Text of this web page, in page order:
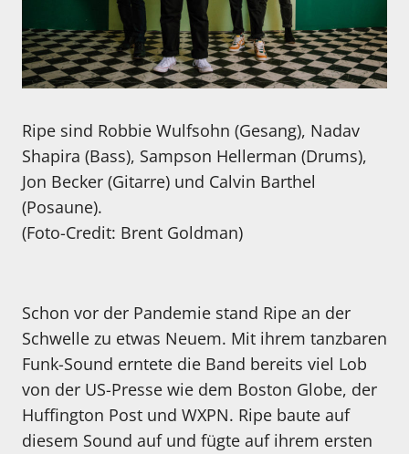
Ripe sind Robbie Wulfsohn (Gesang), Nadav
Shapira (Bass), Sampson Hellerman (Drums),
Jon Becker (Gitarre) und Calvin Barthel
(Posaune).
(Foto-Credit: Brent Goldman)
Schon vor der Pandemie stand Ripe an der
Schwelle zu etwas Neuem. Mit ihrem tanzbaren
Funk-Sound erntete die Band bereits viel Lob
von der US-Presse wie dem Boston Globe, der
Huffington Post und WXPN. Ripe baute auf
diesem Sound auf und fügte auf ihrem ersten